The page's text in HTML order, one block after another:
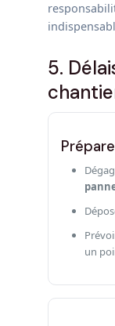
5.
un